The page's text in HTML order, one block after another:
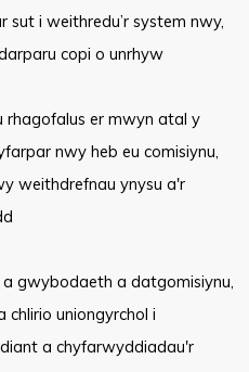
sut i weithredu’r system nwy,
copi o unrhyw
rhagofalus er mwyn atal y
nwy heb eu comisiynu,
weithdrefnau ynysu a'r
gwybodaeth a datgomisiynu,
uniongyrchol i
a chyfarwyddiadau'r